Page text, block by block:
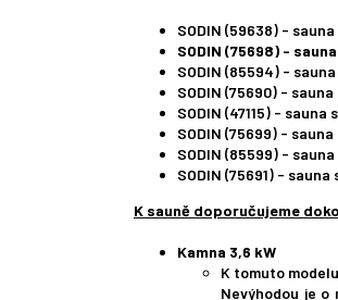
SODIN (59638) -
SODIN (75698) -
SODIN (85594) -
SODIN (75690) -
SODIN (47115) -
SODIN (75699) -
SODIN (85599) -
SODIN (75691) -
K sauně doporučujeme
Kamna 3,6 kW
K tomuto
Nevýhodou je o